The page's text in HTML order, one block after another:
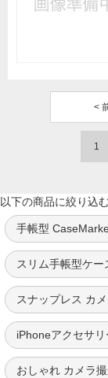
<
1
以下の商品に絞り込
手帳型
スリム手帳型ケ
スナップレス カ
iPhoneアクセサ
おしゃれ カメラ